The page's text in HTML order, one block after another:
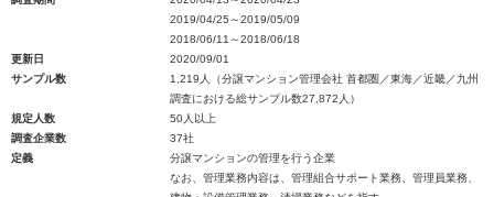
2019/04/25～2019/05/09
2018/06/11～2018/06/18
更新日
2020/09/01
サンプル数
1,219人（分譲マンション管理会社 首都圏／東海／近畿／九州
調査における総サンプル数27,872人）
規定人数
50人以上
調査企業数
37社
定義
分譲マンションの管理を行う企業
なお、管理業務内容は、管理組合サポート業務、管理員業務、